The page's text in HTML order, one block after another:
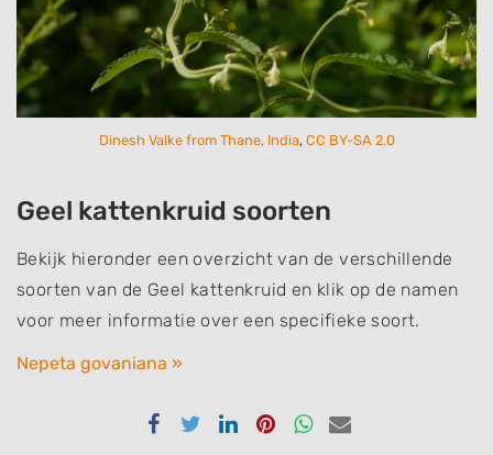
Dinesh Valke from Thane, India, CC BY-SA 2.0
Geel kattenkruid soorten
Bekijk hieronder een overzicht van de verschillende
soorten van de Geel kattenkruid en klik op de namen
voor meer informatie over een specifieke soort.
Nepeta govaniana »
DelenDelenDelenDelenDelenDelen